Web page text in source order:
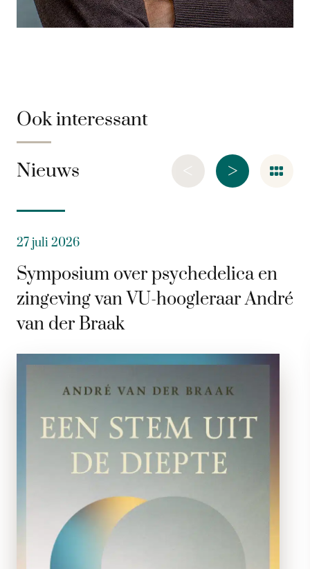
Ook interessant
Nieuws >
<
27 juli 2026
Symposium over psychedelica en
zingeving van VU-hoogleraar André
van der Braak